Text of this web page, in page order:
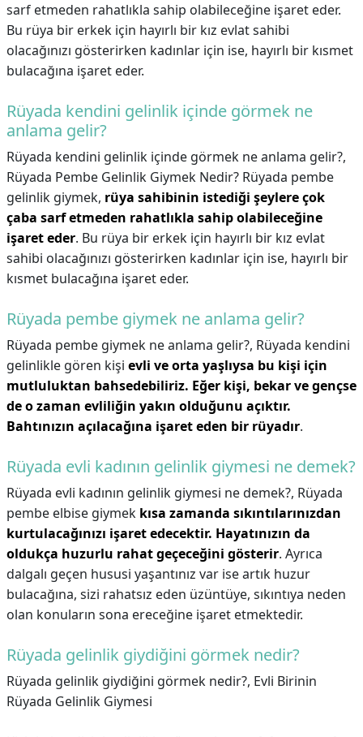
sarf etmeden rahatlıkla sahip olabileceğine işaret eder.
Bu rüya bir erkek için hayırlı bir kız evlat sahibi
olacağınızı gösterirken kadınlar için ise, hayırlı bir kısmet
bulacağına işaret eder.
Rüyada kendini gelinlik içinde görmek ne
anlama gelir?
Rüyada kendini gelinlik içinde görmek ne anlama gelir?,
Rüyada Pembe Gelinlik Giymek Nedir? Rüyada pembe
gelinlik giymek, rüya sahibinin istediği şeylere çok
çaba sarf etmeden rahatlıkla sahip olabileceğine
işaret eder. Bu rüya bir erkek için hayırlı bir kız evlat
sahibi olacağınızı gösterirken kadınlar için ise, hayırlı bir
kısmet bulacağına işaret eder.
Rüyada pembe giymek ne anlama gelir?
Rüyada pembe giymek ne anlama gelir?, Rüyada kendini
gelinlikle gören kişi evli ve orta yaşlıysa bu kişi için
mutluluktan bahsedebiliriz. Eğer kişi, bekar ve gençse
de o zaman evliliğin yakın olduğunu açıktır.
Bahtınızın açılacağına işaret eden bir rüyadır.
Rüyada evli kadının gelinlik giymesi ne demek?
Rüyada evli kadının gelinlik giymesi ne demek?, Rüyada
pembe elbise giymek kısa zamanda sıkıntılarınızdan
kurtulacağınızı işaret edecektir. Hayatınızın da
oldukça huzurlu rahat geçeceğini gösterir. Ayrıca
dalgalı geçen hususi yaşantınız var ise artık huzur
bulacağına, sizi rahatsız eden üzüntüye, sıkıntıya neden
olan konuların sona ereceğine işaret etmektedir.
Rüyada gelinlik giydiğini görmek nedir?
Rüyada gelinlik giydiğini görmek nedir?, Evli Birinin
Rüyada Gelinlik Giymesi